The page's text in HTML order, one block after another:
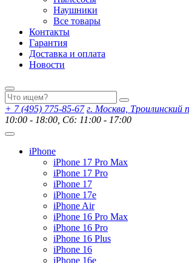
Наушники
Все товары
Контакты
Гарантия
Доставка и оплата
Новости
+ 7 (495) 775-85-67 г. Москва, Троилинский
10:00 - 18:00, Сб: 11:00 - 17:00
iPhone
iPhone 17 Pro Max
iPhone 17 Pro
iPhone 17
iPhone 17e
iPhone Air
iPhone 16 Pro Max
iPhone 16 Pro
iPhone 16 Plus
iPhone 16
iPhone 16e